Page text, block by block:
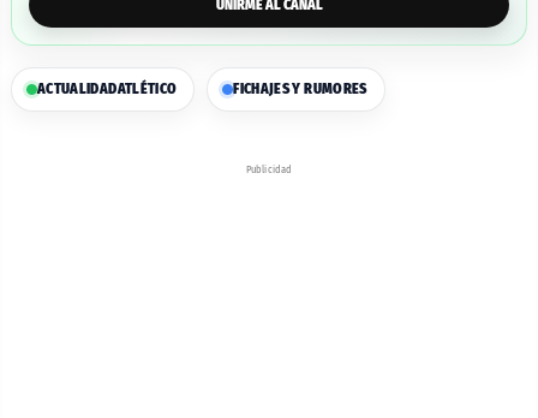
UNIRME AL CANAL
ACTUALIDADATLÉTICO FICHAJES Y RUMORES
Publicidad